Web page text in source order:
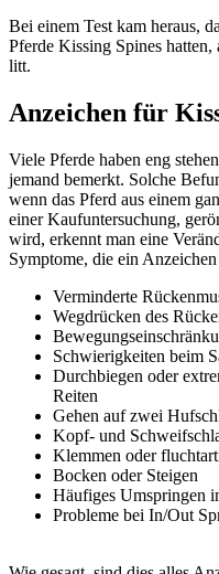
Bei einem Test kam heraus,
Pferde Kissing Spines
litt.
Anzeichen für
Viele Pferde haben eng
jemand bemerkt. Solche
wenn das Pferd aus einem
einer Kaufuntersuchung,
wird, erkennt man eine
Symptome, die ein
Verminderte
Wegdrücken des
Schwierigkeiten beim
Durchbiegen oder
Reiten
Gehen auf zwei
Kopf- und
Klemmen oder
Bocken oder Steigen
Häufiges Umspringen
Probleme bei In/Out